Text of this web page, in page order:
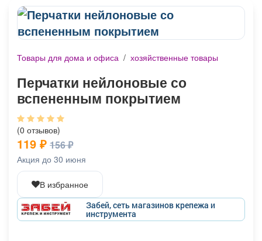
Работа Транспорт Компании
Афиша
Товары для дома и офиса / хозяйственные товары
Перчатки нейлоновые со
вспененным покрытием
(0 отзывов)
119 ₽ 156 ₽
Акция до 30 июня
В избранное
Забей, сеть магазинов крепежа и
инструмента